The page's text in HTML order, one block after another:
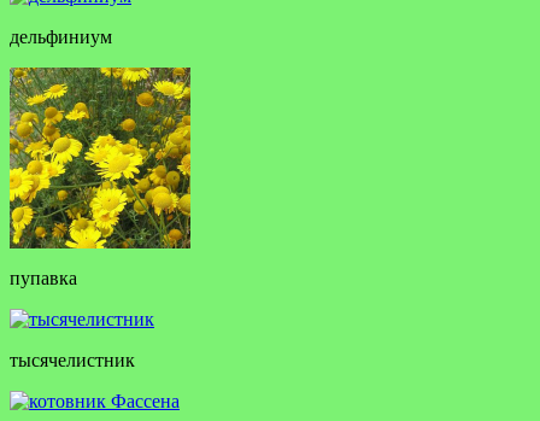
дельфиниум
пупавка
тысячелистник